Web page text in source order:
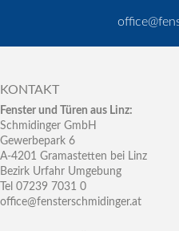
KONTAKT
Fenster und Türen aus Linz:
Schmidinger GmbH
Gewerbepark 6
A-4201 Gramastetten bei Linz
Bezirk Urfahr Umgebung
Tel 07239 7031 0
office@fensterschmidinger.at